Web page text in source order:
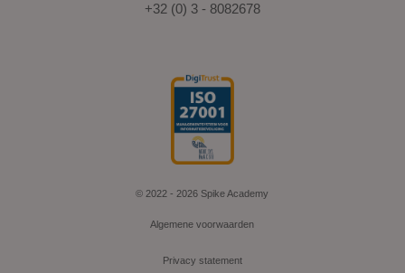
+32 (0) 3 - 8082678
© 2022 - 2026 Spike Academy
Algemene voorwaarden
Privacy statement